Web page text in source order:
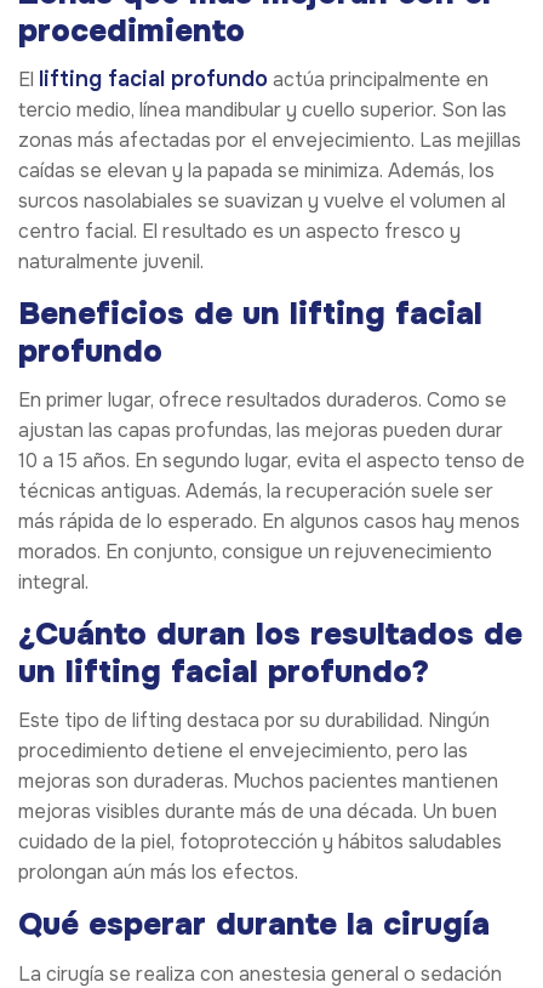
procedimiento
El lifting facial profundoactúa principalmente en
tercio medio, línea mandibular y cuello superior. Son las
zonas más afectadas por el envejecimiento. Las mejillas
caídas se elevan y la papada se minimiza. Además, los
surcos nasolabiales se suavizan y vuelve el volumen al
centro facial. El resultado es un aspecto fresco y
naturalmente juvenil.
Beneficios de un lifting facial
profundo
En primer lugar, ofrece resultados duraderos. Como se
ajustan las capas profundas, las mejoras pueden durar
10 a 15 años. En segundo lugar, evita el aspecto tenso de
técnicas antiguas. Además, la recuperación suele ser
más rápida de lo esperado. En algunos casos hay menos
morados. En conjunto, consigue un rejuvenecimiento
integral.
¿Cuánto duran los resultados de
un lifting facial profundo?
Este tipo de lifting destaca por su durabilidad. Ningún
procedimiento detiene el envejecimiento, pero las
mejoras son duraderas. Muchos pacientes mantienen
mejoras visibles durante más de una década. Un buen
cuidado de la piel, fotoprotección y hábitos saludables
prolongan aún más los efectos.
Qué esperar durante la cirugía
La cirugía se realiza con anestesia general o sedación